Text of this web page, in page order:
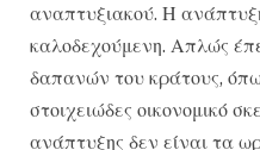
αναπτυξιακού. Η
καλοδεχούμενη. Απλώς
δαπανών του κράτους,
στοιχειώδες οικονομικό
ανάπτυξης δεν είναι τα